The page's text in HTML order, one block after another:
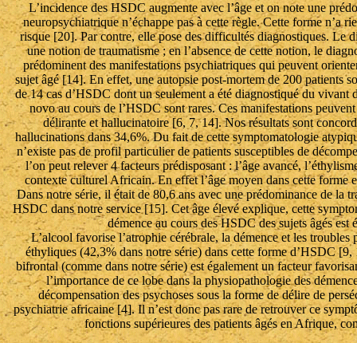
L’incidence des HSDC augmente avec l’âge et on note une
neuropsychiatrique n’échappe pas à cette règle. Cette forme n’a
risque [20]. Par contre, elle pose des difficultés diagnostiques. Le
une notion de traumatisme ; en l’absence de cette notion, le
prédominent des manifestations psychiatriques qui peuvent
sujet âgé [14]. En effet, une autopsie post-mortem de 200 patients
de 14 cas d’HSDC dont un seulement a été diagnostiqué du
novo au cours de l’HSDC sont rares. Ces manifestations
délirante et hallucinatoire [6, 7, 14]. Nos résultats sont
hallucinations dans 34,6%. Du fait de cette symptomatologie
n’existe pas de profil particulier de patients susceptibles de
l’on peut relever 4 facteurs prédisposant : l’âge avancé,
contexte culturel Africain. En effet l’âge moyen dans cette forme
Dans notre série, il était de 80,6 ans avec une prédominance de la
HSDC dans notre service [15]. Cet âge élevé explique, cette
démence au cours des HSDC des sujets âgés
L’alcool favorise l’atrophie cérébrale, la démence et les
éthyliques (42,3% dans notre série) dans cette forme d’HSDC
bifrontal (comme dans notre série) est également un facteur
l’importance de ce lobe dans la physiopathologie des
décompensation des psychoses sous la forme de délire de
psychiatrie africaine [4]. Il n’est donc pas rare de retrouver ce
fonctions supérieures des patients âgés en Afrique,